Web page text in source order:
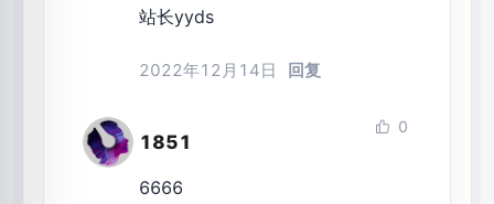
站长yyds
2022年12月14日 回复
1851
0
6666